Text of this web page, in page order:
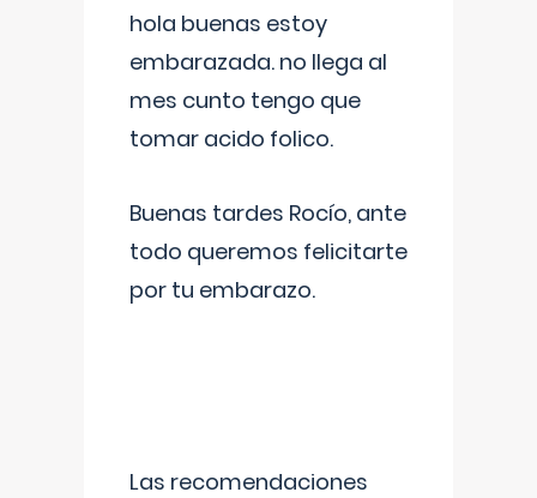
hola buenas estoy
embarazada. no llega al
mes cunto tengo que
tomar acido folico.
Buenas tardes Rocío, ante
todo queremos felicitarte
por tu embarazo.
Las recomendaciones